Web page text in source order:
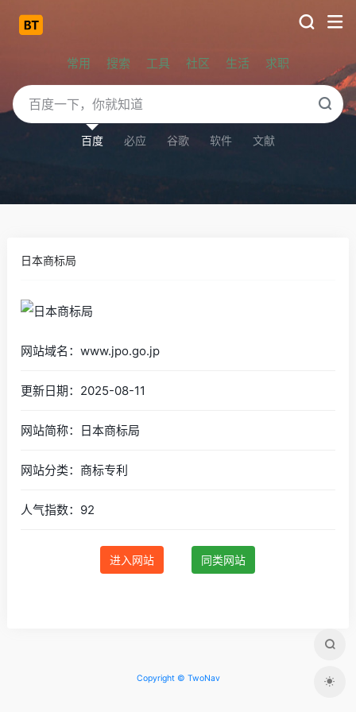
常用 搜索 工具 社区 生活 求职
百度 必应 谷歌 软件 文献
日本商标局
网站域名：www.jpo.go.jp
更新日期：2025-08-11
网站简称：日本商标局
网站分类：商标专利
人气指数：92
进入网站 同类网站
Copyright © TwoNav